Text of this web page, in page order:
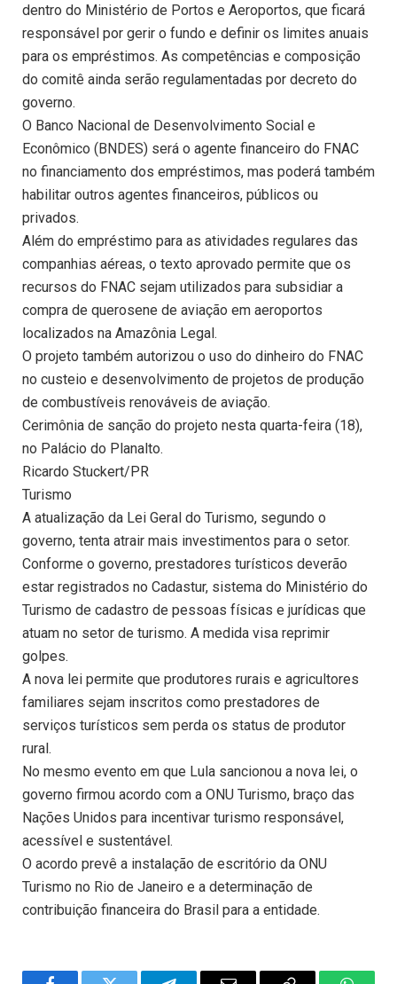
dentro do Ministério de Portos e Aeroportos, que ficará
responsável por gerir o fundo e definir os limites anuais
para os empréstimos. As competências e composição
do comitê ainda serão regulamentadas por decreto do
governo.
O Banco Nacional de Desenvolvimento Social e
Econômico (BNDES) será o agente financeiro do FNAC
no financiamento dos empréstimos, mas poderá também
habilitar outros agentes financeiros, públicos ou
privados.
Além do empréstimo para as atividades regulares das
companhias aéreas, o texto aprovado permite que os
recursos do FNAC sejam utilizados para subsidiar a
compra de querosene de aviação em aeroportos
localizados na Amazônia Legal.
O projeto também autorizou o uso do dinheiro do FNAC
no custeio e desenvolvimento de projetos de produção
de combustíveis renováveis de aviação.
Cerimônia de sanção do projeto nesta quarta-feira (18),
no Palácio do Planalto.
Ricardo Stuckert/PR
Turismo
A atualização da Lei Geral do Turismo, segundo o
governo, tenta atrair mais investimentos para o setor.
Conforme o governo, prestadores turísticos deverão
estar registrados no Cadastur, sistema do Ministério do
Turismo de cadastro de pessoas físicas e jurídicas que
atuam no setor de turismo. A medida visa reprimir
golpes.
A nova lei permite que produtores rurais e agricultores
familiares sejam inscritos como prestadores de
serviços turísticos sem perda os status de produtor
rural.
No mesmo evento em que Lula sancionou a nova lei, o
governo firmou acordo com a ONU Turismo, braço das
Nações Unidos para incentivar turismo responsável,
acessível e sustentável.
O acordo prevê a instalação de escritório da ONU
Turismo no Rio de Janeiro e a determinação de
contribuição financeira do Brasil para a entidade.